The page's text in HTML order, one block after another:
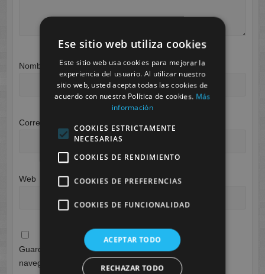
Nombre
Correo electrónico
Web
Guarda mi nombre, correo electrónico y web en este
navegador para la próxima vez que comente.
Ese sitio web utiliza cookies
Este sitio web usa cookies para mejorar la
experiencia del usuario. Al utilizar nuestro
sitio web, usted acepta todas las cookies de
acuerdo con nuestra Política de cookies. Más
información
COOKIES ESTRICTAMENTE
NECESARIAS
COOKIES DE RENDIMIENTO
COOKIES DE PREFERENCIAS
COOKIES DE FUNCIONALIDAD
ACEPTAR TODO
RECHAZAR TODO